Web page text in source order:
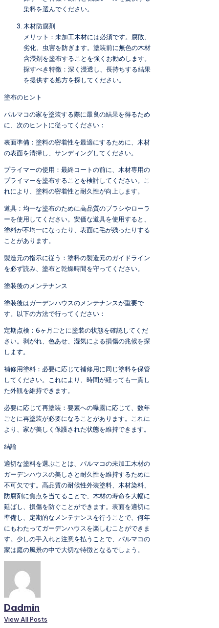
染料を選んでください。
木材防腐剤
メリット：未加工木材には必須です。腐敗、
劣化、虫害を防ぎます。塗装前に無色の木材
含浸剤を塗布することを強くお勧めします。
探すべき特徴：深く浸透し、長持ちする結果
を提供する処方を探してください。
塗布のヒント
パルマコの家を塗装する際に最良の結果を得るため
に、次のヒントに従ってください：
表面準備：塗料の密着性を最適にするために、木材
の表面を清掃し、サンディングしてください。
プライマーの使用：最終コートの前に、木材専用の
プライマーを塗布することを検討してください。こ
れにより、塗料の密着性と耐久性が向上します。
道具：均一な塗布のために高品質のブラシやローラ
ーを使用してください。安価な道具を使用すると、
塗料が不均一になったり、表面に毛が残ったりする
ことがあります。
製造元の指示に従う：塗料の製造元のガイドライン
を必ず読み、塗布と乾燥時間を守ってください。
塗装後のメンテナンス
塗装後はガーデンハウスのメンテナンスが重要で
す。以下の方法で行ってください：
定期点検：6ヶ月ごとに塗装の状態を確認してくだ
さい。剥がれ、色あせ、湿気による損傷の兆候を探
します。
補修用塗料：必要に応じて補修用に同じ塗料を保管
してください。これにより、時間が経っても一貫し
た外観を維持できます。
必要に応じて再塗装：要素への曝露に応じて、数年
ごとに再塗装が必要になることがあります。これに
より、家が美しく保護された状態を維持できます。
結論
適切な塗料を選ぶことは、パルマコの未加工木材の
ガーデンハウスの美しさと耐久性を維持するために
不可欠です。高品質の耐候性外装塗料、木材染料、
防腐剤に焦点を当てることで、木材の寿命を大幅に
延ばし、損傷を防ぐことができます。表面を適切に
準備し、定期的なメンテナンスを行うことで、何年
にもわたってガーデンハウスを楽しむことができま
す。少しの手入れと注意を払うことで、パルマコの
家は庭の風景の中で大切な特徴となるでしょう。
Dadmin
View All Posts